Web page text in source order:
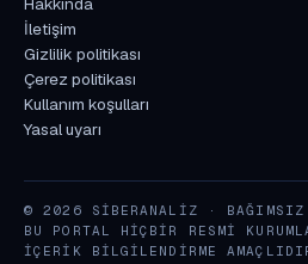
İletişim
Gizlilik politikası
Çerez politikası
Kullanım koşulları
Yasal uyarı
© 2026 SIBERANALIZ · BAĞIMSIZ
BU PORTAL HIÇBIR RESMI
İÇERIK BILGILENDIRME